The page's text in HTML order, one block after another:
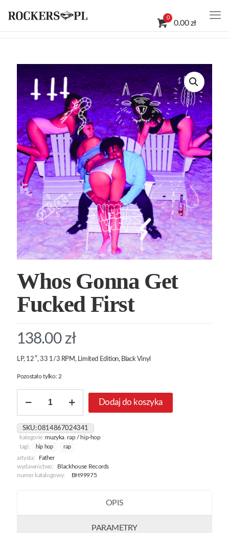
0
0.00 zł
Whos Gonna Get
Fucked First
138.00 zł
LP, 12″, 33 1/3 RPM, Limited Edition, Black Vinyl
Pozostało tylko: 2
Whos
Get
Fucked
Dodaj do koszyka
SKU:0814867024341
kategorie:muzyka,rap / hip-hop
tagi:
hip hop rap
artysta:
Father
wydawnictwo:
Blackhouse Records
numer katalogowy:
BH99975
OPIS
PARAMETRY